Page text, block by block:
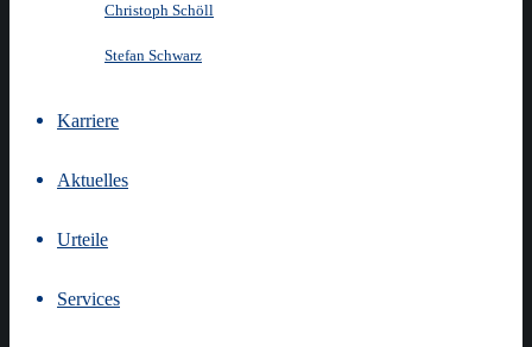
Christoph Schöll
Stefan Schwarz
Karriere
Aktuelles
Urteile
Services